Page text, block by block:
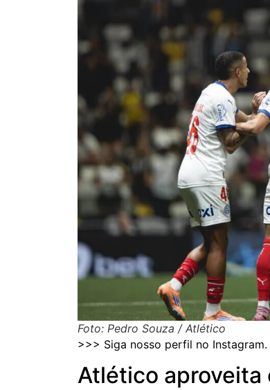
Foto: Pedro Souza / Atlético
>>> Siga nosso perfil no Instagram.
Atlético aproveita